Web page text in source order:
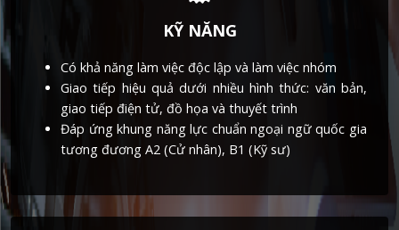
KỸ NĂNG
Có khả năng làm việc độc lập và làm việc nhóm
Giao tiếp hiệu quả dưới nhiều hình thức: văn bản,
giao tiếp điện tử, đồ họa và thuyết trình
Đáp ứng khung năng lực chuẩn ngoại ngữ quốc gia
tương đương A2 (Cử nhân), B1 (Kỹ sư)